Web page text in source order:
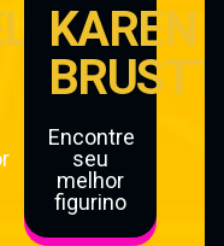
KAREN
Encontre
seu
melhor
figurino